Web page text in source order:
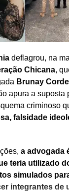
deflagrou, na
Chicana,
Brunay
apura a suposta
criminoso
falsidade
a advogada
teria utilizado
simulados
integrantes de